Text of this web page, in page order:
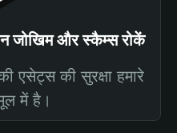
और स्कैम्स रोकें
की सुरक्षा हमारे
में है।